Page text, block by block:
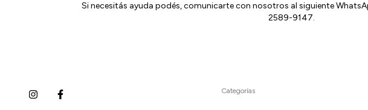
Si necesitás ayuda podés, comunicarte con nosotros al siguiente
2589-9147.
Categorías